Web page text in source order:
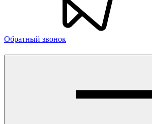
Обратный звонок